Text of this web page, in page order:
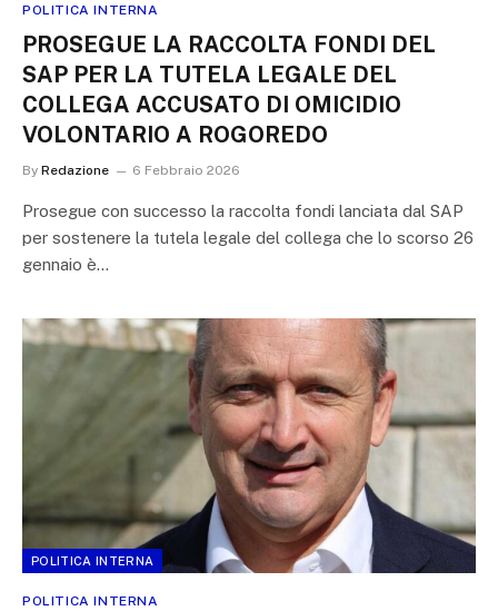
POLITICA INTERNA
PROSEGUE LA RACCOLTA FONDI DEL
SAP PER LA TUTELA LEGALE DEL
COLLEGA ACCUSATO DI OMICIDIO
VOLONTARIO A ROGOREDO
By Redazione 6 Febbraio 2026
Prosegue con successo la raccolta fondi lanciata dal SAP
per sostenere la tutela legale del collega che lo scorso 26
gennaio è…
POLITICA INTERNA
POLITICA INTERNA